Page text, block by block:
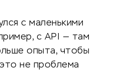
с маленькими
с API — там
опыта, чтобы
не проблема